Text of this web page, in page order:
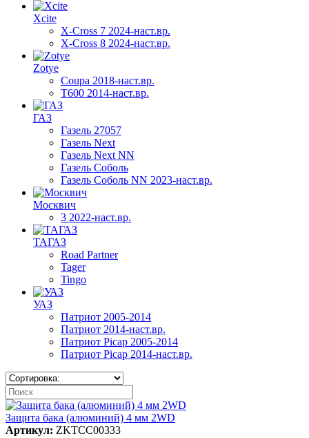
Xcite
X-Cross 7 2024-наст.вр.
X-Cross 8 2024-наст.вр.
Zotye
Coupa 2018-наст.вр.
T600 2014-наст.вр.
ГАЗ
Газель 27057
Газель Next
Газель Next NN
Газель Соболь
Газель Соболь NN 2023-наст.вр.
Москвич
3 2022-наст.вр.
ТАГАЗ
Road Partner
Tager
Tingo
УАЗ
Патриот 2005-2014
Патриот 2014-наст.вр.
Патриот Picap 2005-2014
Патриот Picap 2014-наст.вр.
Защита бака (алюминий) 4 мм 2WD
Артикул: ZKTCC00333